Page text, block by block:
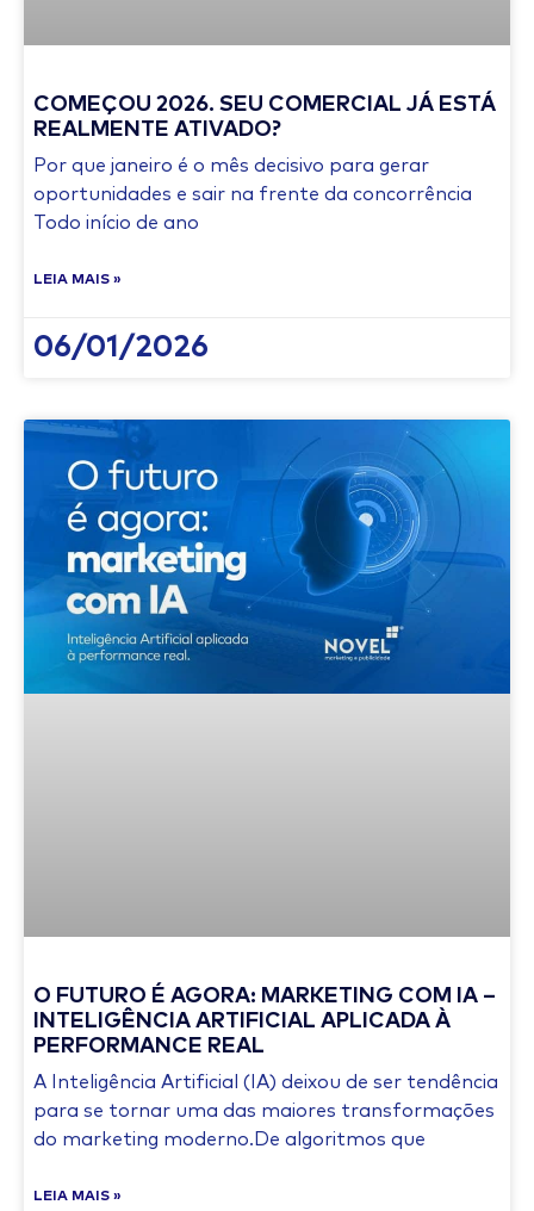
COMEÇOU 2026. SEU COMERCIAL JÁ ESTÁ
REALMENTE ATIVADO?
Por que janeiro é o mês decisivo para gerar
oportunidades e sair na frente da concorrência
Todo início de ano
LEIA MAIS »
06/01/2026
O FUTURO É AGORA: MARKETING COM IA –
INTELIGÊNCIA ARTIFICIAL APLICADA À
PERFORMANCE REAL
A Inteligência Artificial (IA) deixou de ser tendência
para se tornar uma das maiores transformações
do marketing moderno.De algoritmos que
LEIA MAIS »